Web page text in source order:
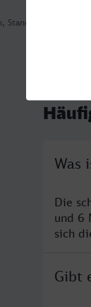
Stand: 2026-08-03
Was
Die
und 6
sich
Gibt